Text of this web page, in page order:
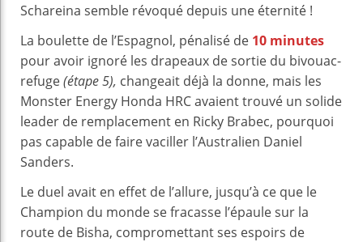
Schareina semble révoqué depuis une éternité !
La boulette de l’Espagnol, pénalisé de 10 minutes
pour avoir ignoré les drapeaux de sortie du bivouac-
refuge(étape 5), changeait déjà la donne, mais les
Monster Energy Honda HRC avaient trouvé un solide
leader de remplacement en Ricky Brabec, pourquoi
pas capable de faire vaciller l’Australien Daniel
Sanders.
Le duel avait en effet de l’allure, jusqu’à ce que le
Champion du monde se fracasse l’épaule sur la
route de Bisha, compromettant ses espoirs de